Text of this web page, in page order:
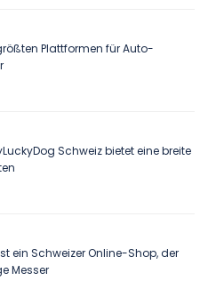
Plattformen für Auto-
Schweiz bietet eine breite
ein Schweizer Online-Shop, der
Messer